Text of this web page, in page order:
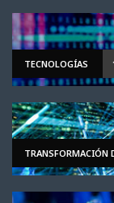
TECNOLOGÍAS
TRANSFORMACIÓN